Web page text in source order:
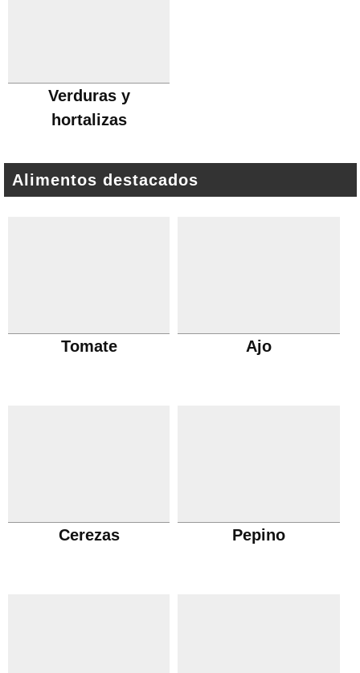
Verduras y
hortalizas
Alimentos destacados
Tomate Ajo
Cerezas Pepino